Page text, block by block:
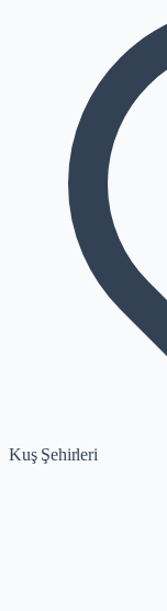
Kuş Şehirleri